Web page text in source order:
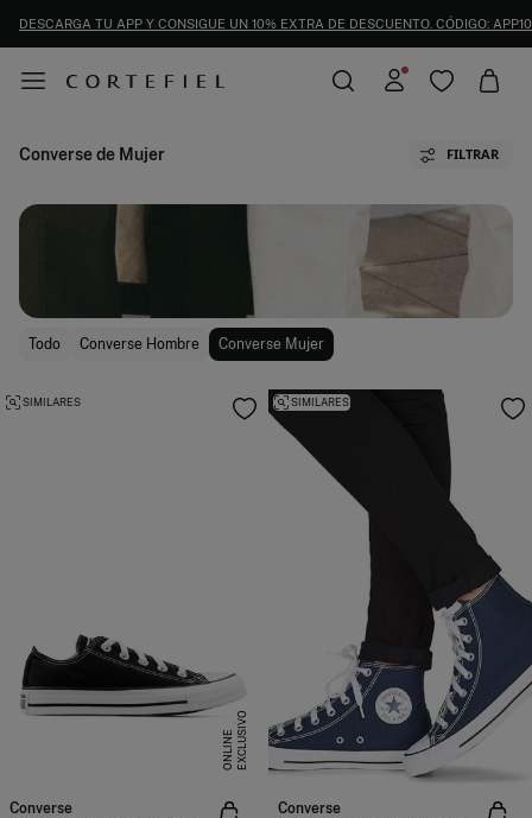
DESCARGA TU APP Y CONSIGUE UN 10% EXTRA DE DESCUENTO. CÓDIGO: APP10
Converse de Mujer FILTRAR
Todo Converse Hombre Converse Mujer
E
X
C
L
U
SI
V
O
O
N
L
I
N
E
SIMILARES
Converse
SIMILARES
Converse